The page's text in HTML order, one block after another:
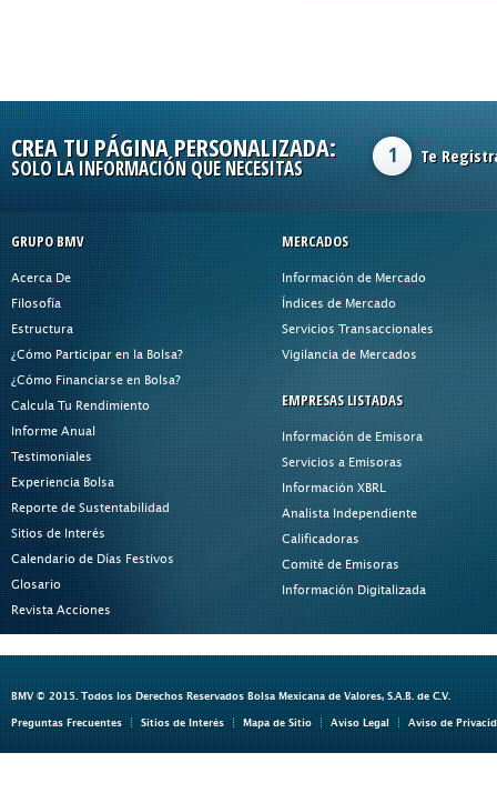
CREA TU PÁGINA PERSONALIZADA:
SOLO LA INFORMACIÓN QUE NECESITAS
1 Te
GRUPO BMV
Acerca De
Filosofía
Estructura
¿Cómo Participar en la Bolsa?
¿Cómo Financiarse en Bolsa?
Calcula Tu Rendimiento
Informe Anual
Testimoniales
Experiencia Bolsa
Reporte de Sustentabilidad
Sitios de Interés
Calendario de Días Festivos
Glosario
Revista Acciones
MERCADOS
Información de Mercado
Índices de Mercado
Servicios Transaccionales
Vigilancia de Mercados
EMPRESAS LISTADAS
Información de Emisora
Servicios a Emisoras
Información XBRL
Analista Independiente
Calificadoras
Comité de Emisoras
Información Digitalizada
BMV © 2015. Todos los Derechos Reservados Bolsa Mexicana de Valores, S.A.B. de C.V.
Preguntas Frecuentes Sitios de Interés Mapa de Sitio Aviso Legal Aviso de